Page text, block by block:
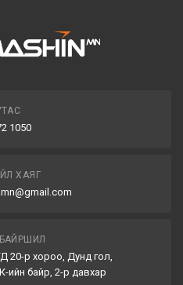
1050
ХАЯГ
20-р хороо, Дунд гол,
ийн байр, 2-р давхар